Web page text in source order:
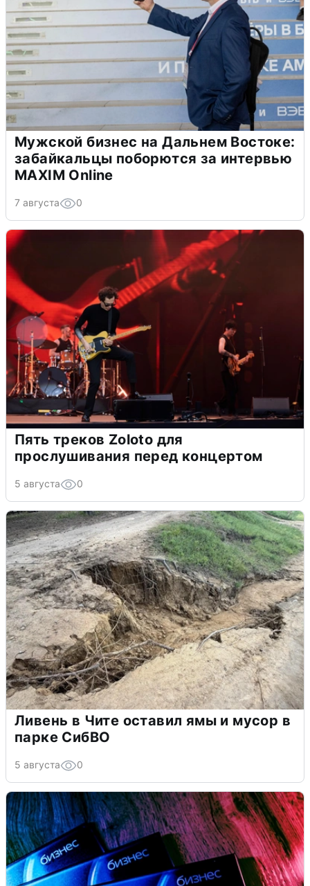
Мужской бизнес на Дальнем Востоке:
забайкальцы поборются за интервью
MAXIM Online
7 августа 0
Пять треков Zoloto для
прослушивания перед концертом
5 августа 0
Ливень в Чите оставил ямы и мусор в
парке СибВО
5 августа 0